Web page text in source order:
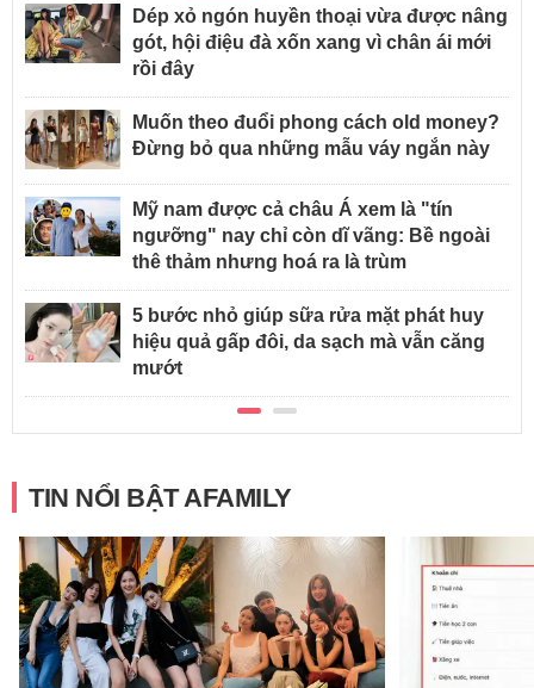
Dép xỏ ngón huyền thoại vừa được nâng
gót, hội điệu đà xốn xang vì chân ái mới
rồi đây
Muốn theo đuổi phong cách old money?
Đừng bỏ qua những mẫu váy ngắn này
Mỹ nam được cả châu Á xem là "tín
ngưỡng" nay chỉ còn dĩ vãng: Bề ngoài
thê thảm nhưng hoá ra là trùm
5 bước nhỏ giúp sữa rửa mặt phát huy
hiệu quả gấp đôi, da sạch mà vẫn căng
mướt
TIN NỔI BẬT AFAMILY